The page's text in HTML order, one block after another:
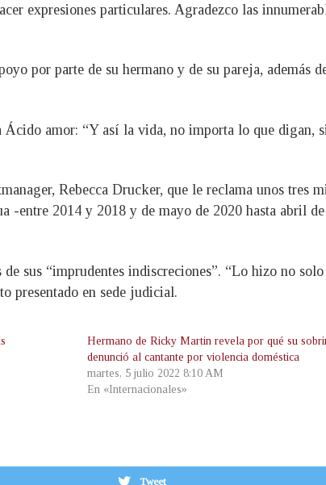
expresiones particulares. Agradezco las
por parte de su hermano y de su pareja, además
amor: “Y así la vida, no importa lo que digan,
Rebecca Drucker, que le reclama unos tres
-entre 2014 y 2018 y de mayo de 2020 hasta abril
sus “imprudentes indiscreciones”. “Lo hizo no
presentado en sede judicial.
Hermano de Ricky Martin revela por qué su
denunció al cantante por violencia doméstica
martes, 5 julio 2022 8:10 AM
En «Internacionales»
Tweet